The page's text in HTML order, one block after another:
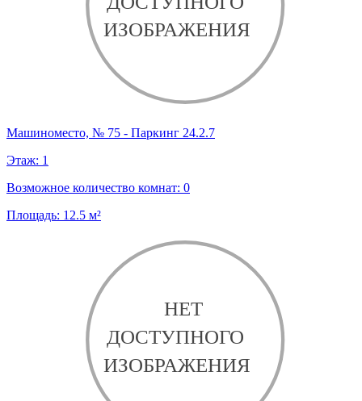
Машиноместо, № 75 - Паркинг 24.2.7
Этаж: 1
Возможное количество комнат: 0
Площадь: 12.5 м²